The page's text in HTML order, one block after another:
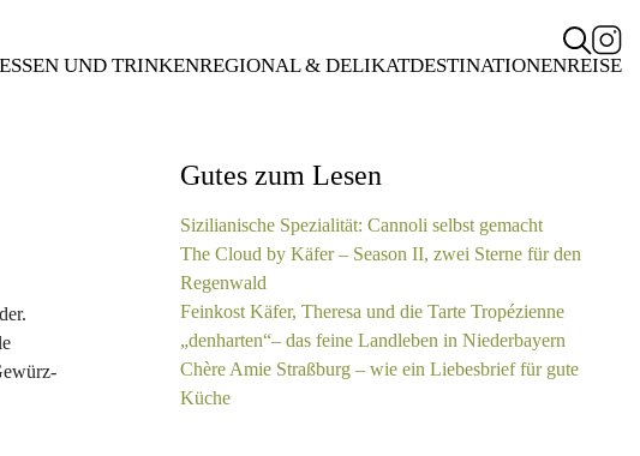
ESSEN UND TRINKENREGIONAL & DELIKATDESTINATIONENREISE
Gutes zum Lesen
Sizilianische Spezialität: Cannoli selbst gemacht
The Cloud by Käfer – Season II, zwei Sterne für den
Regenwald
Feinkost Käfer, Theresa und die Tarte Tropézienne
„denharten“– das feine Landleben in Niederbayern
Chère Amie Straßburg – wie ein Liebesbrief für gute
Küche